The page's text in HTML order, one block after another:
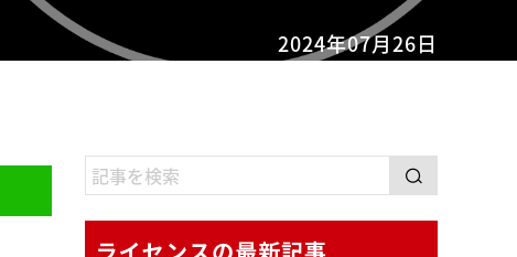
2024年07月26日
ライセンスの最新記事